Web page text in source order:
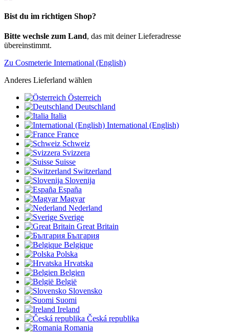
Bist du im richtigen Shop?
Bitte wechsle zum Land, das mit deiner Lieferadresse
übereinstimmt.
Zu Cosmeterie International (English)
Anderes Lieferland wählen
Österreich
Deutschland
Italia
International (English)
France
Schweiz
Svizzera
Suisse
Switzerland
Slovenija
España
Magyar
Nederland
Sverige
Great Britain
България
Belgique
Polska
Hrvatska
Belgien
België
Slovensko
Suomi
Ireland
Česká republika
Romania